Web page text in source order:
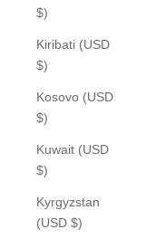
$)
Kiribati (USD
$)
Kosovo (USD
$)
Kuwait (USD
$)
Kyrgyzstan
(USD $)